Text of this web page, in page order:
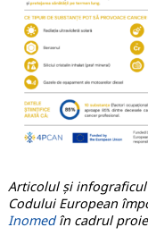
Articolul și
Codului European
Inomedîn cadrul